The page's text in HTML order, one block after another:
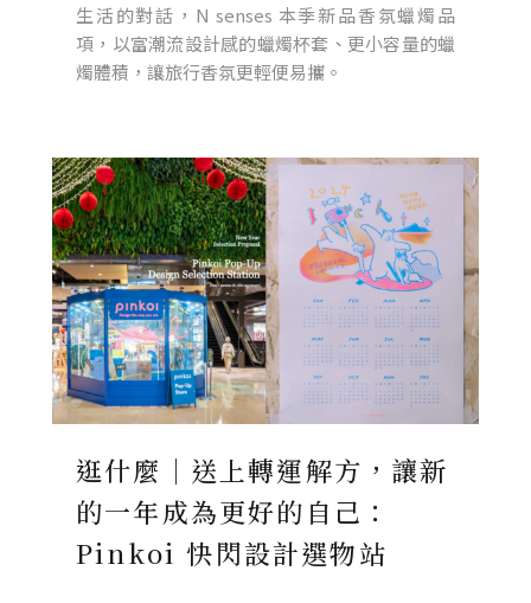
生活的對話，N senses 本季新品香氛蠟燭品
項，以富潮流設計感的蠟燭杯套、更小容量的蠟
燭體積，讓旅行香氛更輕便易攜。
逛什麼｜送上轉運解方，讓新
的一年成為更好的自己：
Pinkoi 快閃設計選物站